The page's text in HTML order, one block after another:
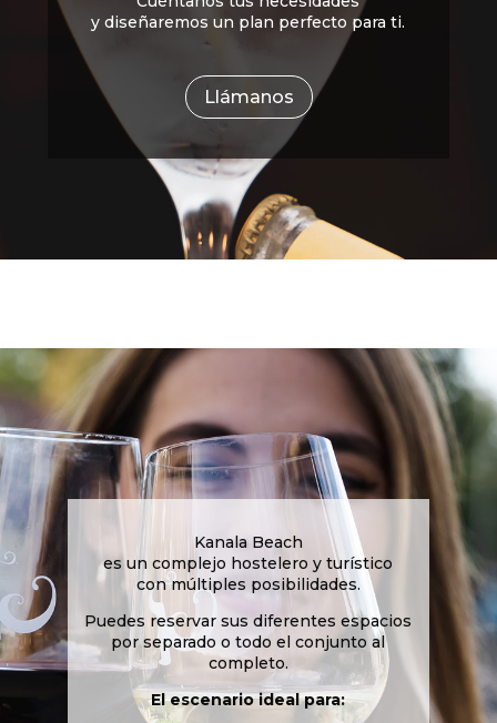
y diseñaremos un plan perfecto para ti.
Llámanos
Kanala Beach
es un complejo hostelero y turístico
con múltiples posibilidades.
Puedes reservar sus diferentes espacios
por separado o todo el conjunto al
completo.
El escenario ideal para: